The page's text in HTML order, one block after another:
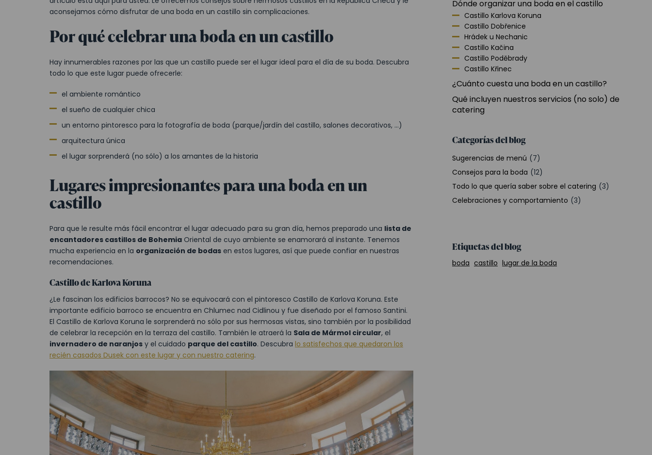
aconsejamos cómo disfrutar de una boda en un castillo sin complicaciones.
Por qué celebrar una boda en un castillo
Hay innumerables razones por las que un castillo puede ser el lugar ideal para el día de su boda. Descubra
todo lo que este lugar puede ofrecerle:
el ambiente romántico
el sueño de cualquier chica
un entorno pintoresco para la fotografía de boda (parque/jardín del castillo, salones decorativos, ...)
arquitectura única
el lugar sorprenderá (no sólo) a los amantes de la historia
Lugares impresionantes para una boda en un
castillo
Para que le resulte más fácil encontrar el lugar adecuado para su gran día, hemos preparado una lista de
encantadores castillos de Bohemia Oriental de cuyo ambiente se enamorará al instante. Tenemos
mucha experiencia en la organización de bodas en estos lugares, así que puede confiar en nuestras
recomendaciones.
Castillo de Karlova Koruna
¿Le fascinan los edificios barrocos? No se equivocará con el pintoresco Castillo de Karlova Koruna. Este
importante edificio barroco se encuentra en Chlumec nad Cidlinou y fue diseñado por el famoso Santini.
El Castillo de Karlova Koruna le sorprenderá no sólo por sus hermosas vistas, sino también por la posibilidad
de celebrar la recepción en la terraza del castillo. También le atraerá la Sala de Mármol circular, el
invernadero de naranjos y el cuidado parque del castillo. Descubra lo satisfechos que quedaron los
recién casados Dusek con este lugar y con nuestro catering.
Dónde organizar una boda en el castillo
Castillo Karlova Koruna
Castillo Dobřenice
Hrádek u Nechanic
Castillo Kačina
Castillo Poděbrady
Castillo Křinec
¿Cuánto cuesta una boda en un castillo?
Qué incluyen nuestros servicios (no solo) de
catering
Categorías del blog
Sugerencias de menú (7)
Consejos para la boda (12)
Todo lo que quería saber sobre el catering (3)
Celebraciones y comportamiento (3)
Etiquetas del blog
boda castillo lugar de la boda